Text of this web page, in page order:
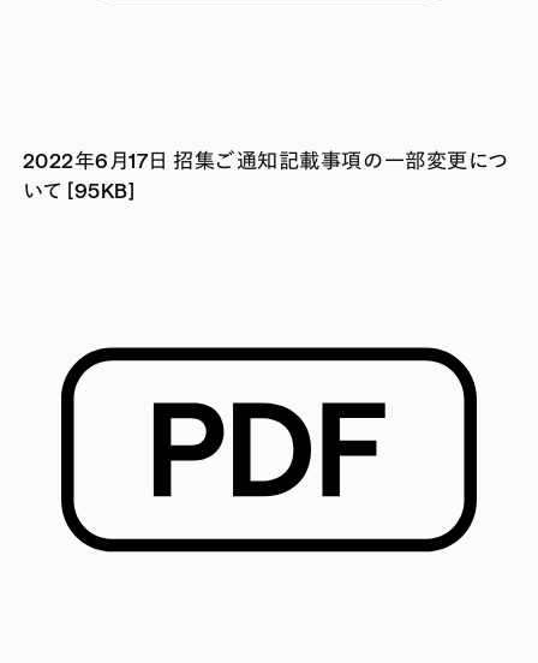
2022年6月17日 招集ご通知記載事項の一部変更につ
いて [95KB]